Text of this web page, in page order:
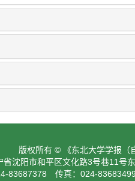
版权所有 © 《东北大学学报（
省沈阳市和平区文化路3号巷11
83687378 传真：024-